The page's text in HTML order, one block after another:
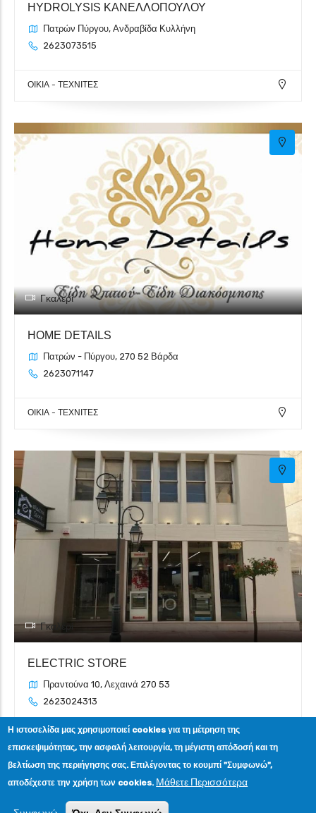
HYDROLYSIS ΚΑΝΕΛΛΟΠΟΥΛΟΥ
Πατρών Πύργου, Ανδραβίδα Κυλλήνη
2623073515
ΟΙΚΙΑ - ΤΕΧΝΙΤΕΣ
Γκαλερί
HOME DETAILS
Πατρών - Πύργου, 270 52 Βάρδα
2623071147
ΟΙΚΙΑ - ΤΕΧΝΙΤΕΣ
Γκαλερί
ELECTRIC STORE
Πραντούνα 10, Λεχαινά 270 53
2623024313
ΟΙΚΙΑ - ΤΕΧΝΙΤΕΣ
Η ιστοσελίδα μας χρησιμοποιεί cookies για τη μέτρηση της
επισκεψιμότητας, την ασφαλή λειτουργία, τη μέγιστη απόδοσή και τη
βελτίωση της περιήγησης σας. Επιλέγοντας το κουμπί "Συμφωνώ",
αποδέχεστε την χρήση των cookies. Μάθετε Περισσότερα